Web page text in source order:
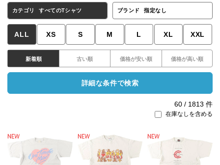
カテゴリ すべてのTシャツ ブランド 指定なし
ALL XS S M L XL XXL
新着順 古い順 価格が安い順 価格が高い順
詳細な条件で検索
60 / 1813 件
在庫なしを含める